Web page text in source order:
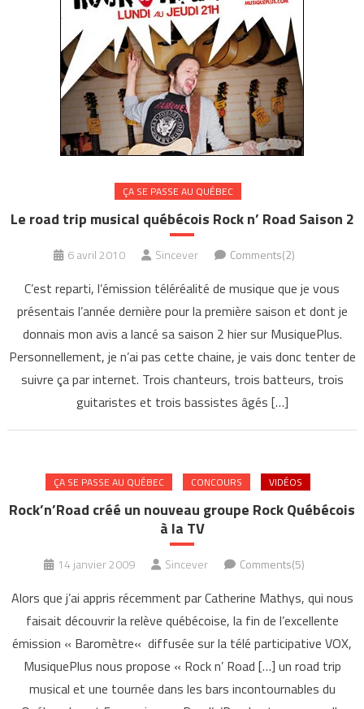
ÇA SE PASSE AU QUÉBEC
Le road trip musical québécois Rock n’ Road Saison 2
6 avril 2010 Sincever Comments(2)
C’est reparti, l’émission téléréalité de musique que je vous
présentais l’année dernière pour la première saison et dont je
donnais mon avis a lancé sa saison 2 hier sur MusiquePlus.
Personnellement, je n’ai pas cette chaine, je vais donc tenter de
suivre ça par internet. Trois chanteurs, trois batteurs, trois
guitaristes et trois bassistes âgés […]
ÇA SE PASSE AU QUÉBEC CONCOURS VIDÉOS
Rock’n’Road créé un nouveau groupe Rock Québécois
à la TV
14 janvier 2009 Sincever Comments(5)
Alors que j’ai appris récemment par Catherine Mathys, qui nous
faisait découvrir la relève québécoise, la fin de l’excellente
émission « Baromètre« diffusée sur la télé participative VOX,
MusiquePlus nous propose « Rock n’ Road […] un road trip
musical et une tournée dans les bars incontournables du